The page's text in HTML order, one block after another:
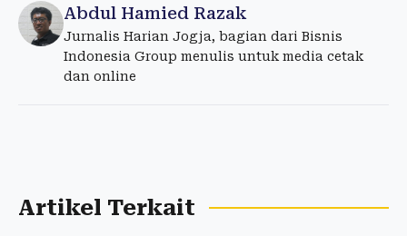
Abdul Hamied Razak
Jurnalis Harian Jogja, bagian dari Bisnis
Indonesia Group menulis untuk media cetak
dan online
Artikel Terkait